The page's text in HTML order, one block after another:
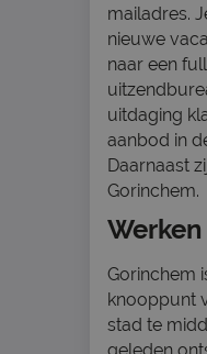
mailadres.
nieuwe
naar een
uitdaging
aanbod in
Daarnaast
Gorinchem.
Gorinchem
knooppunt
stad te